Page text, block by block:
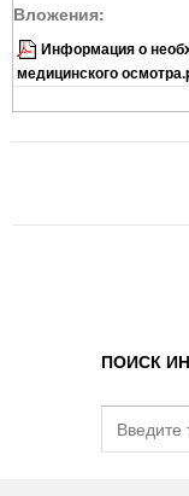
Вложения:
Информация о
медицинского
ПОИСК